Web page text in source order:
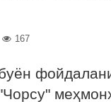
167